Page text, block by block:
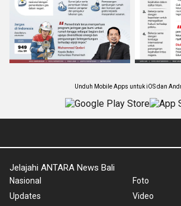
Unduh Mobile Apps untuk iOS dan
Jelajahi ANTARA News Bali
Nasional
Updates
Foto
Video